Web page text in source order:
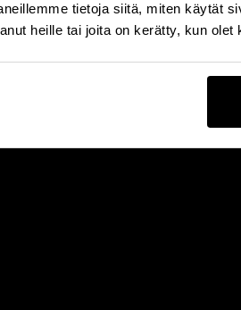
tietoja siitä, miten käytät
heille tai joita on kerätty, kun olet